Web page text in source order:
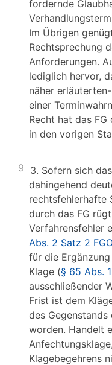
fordernde
Im Übrigen
Rechtsprechung
Anforderungen.
lediglich hervor,
näher
einer
Recht hat das FG
in den vorigen
9 3. Sofern sich
dahingehend
rechtsfehlerhafte
durch das FG
Verfahrensfehler
Abs. 2 Satz 2
für die
Klage (§ 65 Abs.
ausschließender
Frist ist dem
des
worden. Handelt
Klagebegehrens